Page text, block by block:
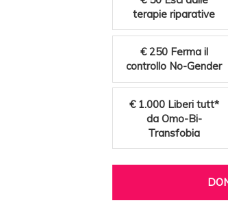
terapie riparative
€ 250 Ferma il
controllo No-Gender
€ 1.000 Liberi tutt*
da Omo-Bi-
Transfobia